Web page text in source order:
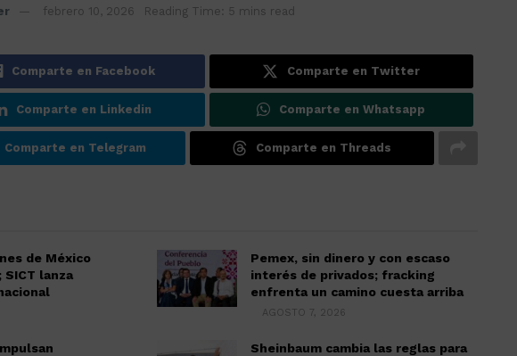
febrero 10, 2026 Reading Time: 5 mins read
Comparte en Facebook Comparte en Twitter
Comparte en Linkedin Comparte en Whatsapp
Comparte en Telegram Comparte en Threads
de México
SICT lanza
Pemex, sin dinero y con escaso
interés de privados; fracking
enfrenta un camino cuesta arriba
AGOSTO 7, 2026
Sheinbaum cambia las reglas para